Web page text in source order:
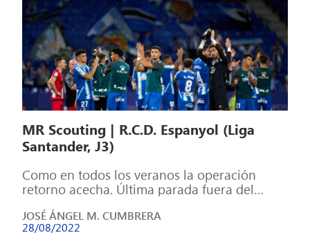
MR Scouting | R.C.D. Espanyol (Liga
Santander, J3)
Como en todos los veranos la operación
retorno acecha. Última parada fuera del
JOSÉ ÁNGEL M. CUMBRERA
28/08/2022